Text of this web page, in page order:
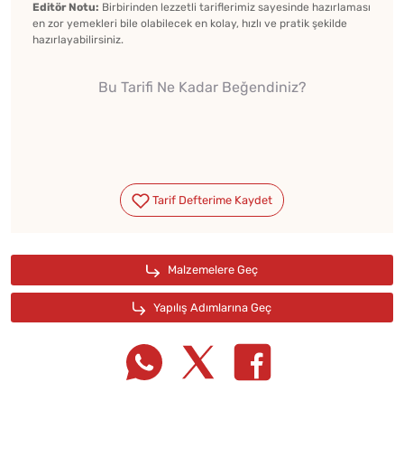
Editör Notu: Birbirinden lezzetli tariflerimiz sayesinde hazırlaması
en zor yemekleri bile olabilecek en kolay, hızlı ve pratik şekilde
hazırlayabilirsiniz.
Bu Tarifi Ne Kadar Beğendiniz?